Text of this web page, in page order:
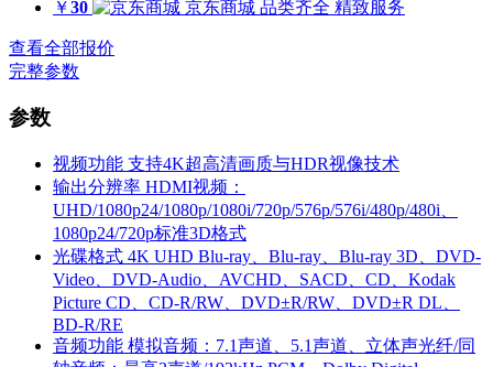
￥30 京东商城 品类齐全 精致服务
查看全部报价
完整参数
参数
视频功能 支持4K超高清画质与HDR视像技术
输出分辨率 HDMI视频：
UHD/1080p24/1080p/1080i/720p/576p/576i/480p/480i、
1080p24/720p标准3D格式
光碟格式 4K UHD Blu-ray、Blu-ray、Blu-ray 3D、DVD-
Video、DVD-Audio、AVCHD、SACD、CD、Kodak
Picture CD、CD-R/RW、DVD±R/RW、DVD±R DL、
BD-R/RE
音频功能 模拟音频：7.1声道、5.1声道、立体声光纤/同